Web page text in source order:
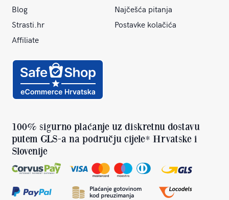
Blog
Najčešća pitanja
Strasti.hr
Postavke kolačića
Affiliate
100% sigurno plaćanje uz diskretnu dostavu
putem GLS-a na području cijele* Hrvatske i
Slovenije